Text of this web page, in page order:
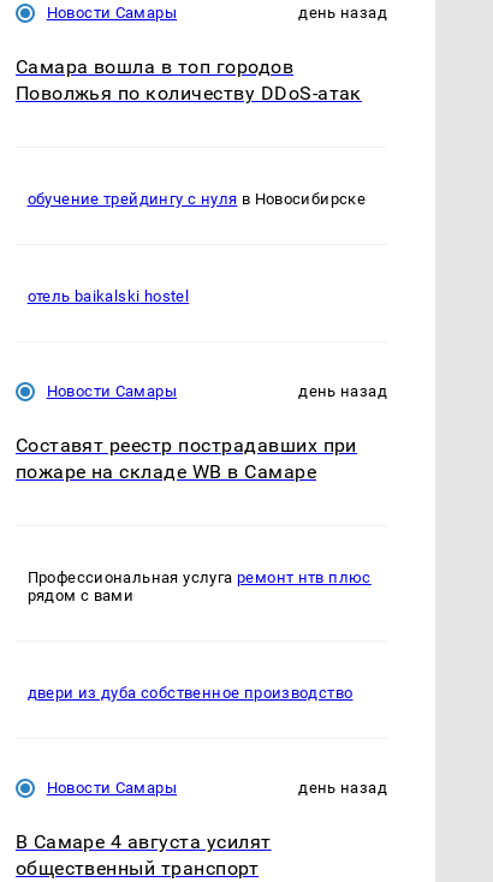
Новости Самары день назад
Самара вошла в топ городов
Поволжья по количеству DDoS-атак
обучение трейдингу с нуля в Новосибирске
отель baikalski hostel
Новости Самары день назад
Составят реестр пострадавших при
пожаре на складе WB в Самаре
Профессиональная услуга ремонт нтв плюс
рядом с вами
двери из дуба собственное производство
Новости Самары день назад
В Самаре 4 августа усилят
общественный транспорт